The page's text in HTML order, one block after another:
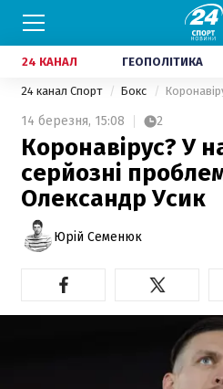
24 КАНАЛ ГЕОПОЛІТИКА
24 канал Спорт Бокс
14 березня, 15:08 2
Коронавірус? У
серйозні
Олександр Усик
Юрій Семенюк